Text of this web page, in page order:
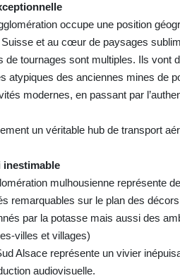
occupe une position
Suisse et au cœur de paysages
de tournages sont multiples. Ils vont
atypiques des anciennes mines de
modernes, en passant par
un véritable hub de transport
inestimable
mulhousienne représente
remarquables sur le plan des
par la potasse mais aussi des
villes et villages)
Alsace représente un vivier
audiovisuelle.